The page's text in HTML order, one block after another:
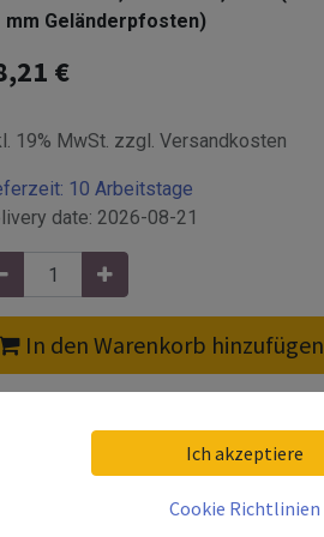
mm Geländerpfosten)
€
19% MwSt. zzgl. Versandkosten
10 Arbeitstage
date: 2026-08-21
In den Warenkorb hinzufügen
Ich akzeptiere
Cookie Richtlinien